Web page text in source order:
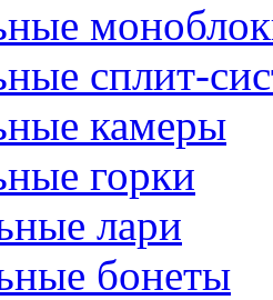
сплит-
камеры
горки
лари
бонеты